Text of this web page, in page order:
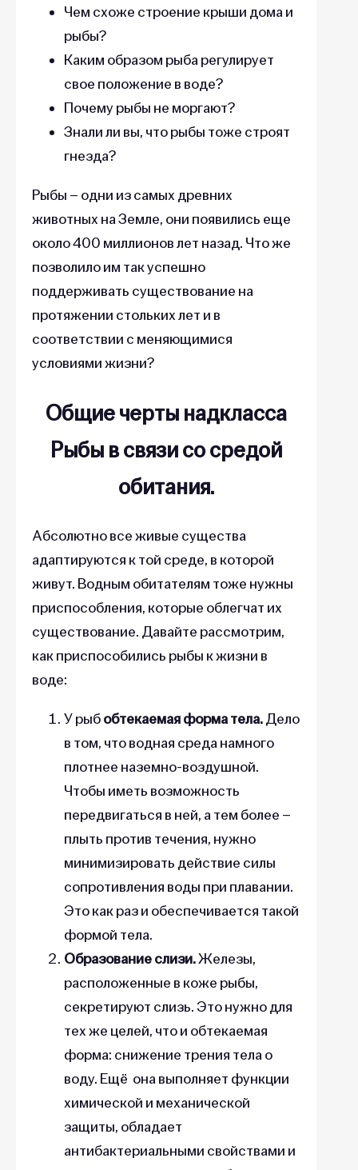
Чем схоже строение крыши дома и
рыбы?
Каким образом рыба регулирует
свое положение в воде?
Почему рыбы не моргают?
Знали ли вы, что рыбы тоже строят
гнезда?
Рыбы – одни из самых древних
животных на Земле, они появились еще
около 400 миллионов лет назад. Что же
позволило им так успешно
поддерживать существование на
протяжении стольких лет и в
соответствии с меняющимися
условиями жизни?
Общие черты надкласса
Рыбы в связи со средой
обитания.
Абсолютно все живые существа
адаптируются к той среде, в которой
живут. Водным обитателям тоже нужны
приспособления, которые облегчат их
существование. Давайте рассмотрим,
как приспособились рыбы к жизни в
воде:
У рыбобтекаемая форма тела.Дело
в том, что водная среда намного
плотнее наземно-воздушной.
Чтобы иметь возможность
передвигаться в ней, а тем более –
плыть против течения, нужно
минимизировать действие силы
сопротивления воды при плавании.
Это как раз и обеспечивается такой
формой тела.
Образование слизи.Железы,
расположенные в коже рыбы,
секретируют слизь. Это нужно для
тех же целей, что и обтекаемая
форма: снижение трения тела о
воду. Ещё она выполняет функции
химической и механической
защиты, обладает
антибактериальными свойствами и